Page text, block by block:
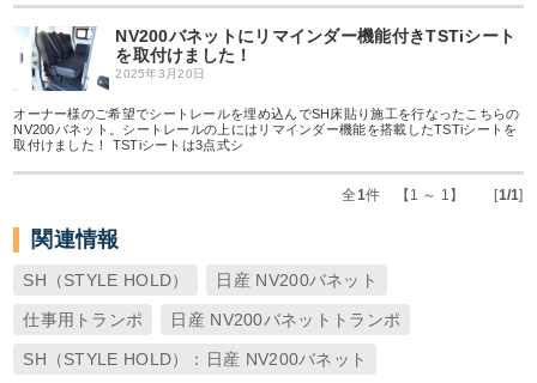
NV200バネットにリマインダー機能付きTSTiシート
を取付けました！
2025年3月20日
オーナー様のご希望でシートレールを埋め込んでSH床貼り施工を行なったこちらの
NV200バネット。シートレールの上にはリマインダー機能を搭載したTSTiシートを
取付けました！ TSTiシートは3点式シ
全1件 【1 ～ 1】 [1/1]
関連情報
SH（STYLE HOLD） 日産 NV200バネット
仕事用トランポ 日産 NV200バネットトランポ
SH（STYLE HOLD）：日産 NV200バネット